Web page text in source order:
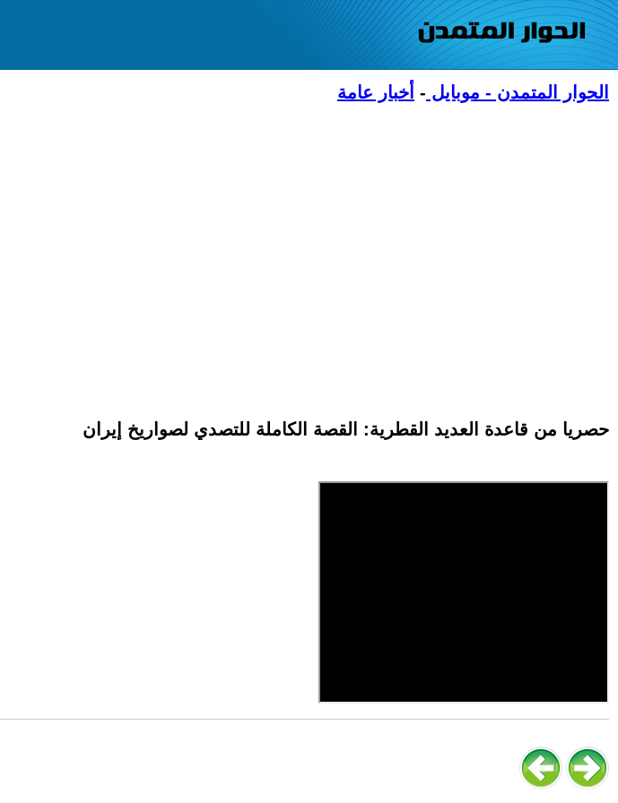
الحوار المتمدن - موبايل - أخبار عامة
حصريا من قاعدة العديد القطرية: القصة الكاملة للتصدي لصواريخ إيران